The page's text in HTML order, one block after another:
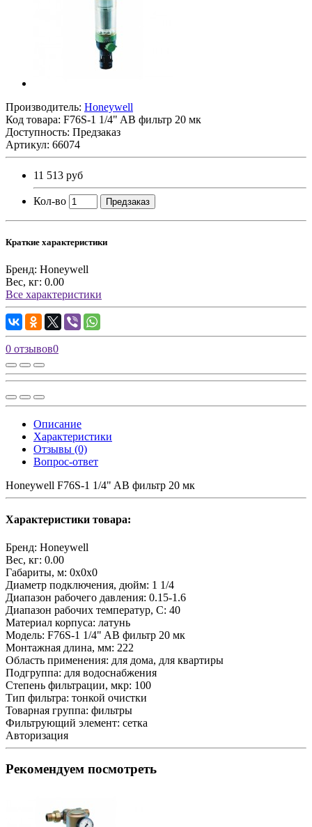
Производитель: Honeywell
Код товара: F76S-1 1/4" AB фильтр 20 мк
Доступность: Предзаказ
Артикул: 66074
11 513 руб
Кол-во Предзаказ
Краткие характеристики
Бренд: Honeywell
Вес, кг: 0.00
Все характеристики
0 отзывов0
Описание
Характеристики
Отзывы (0)
Вопрос-ответ
Honeywell F76S-1 1/4" AB фильтр 20 мк
Характеристики товара:
Бренд: Honeywell
Вес, кг: 0.00
Габариты, м: 0x0x0
Диаметр подключения, дюйм: 1 1/4
Диапазон рабочего давления: 0.15-1.6
Диапазон рабочих температур, С: 40
Материал корпуса: латунь
Модель: F76S-1 1/4" AB фильтр 20 мк
Монтажная длина, мм: 222
Область применения: для дома, для квартиры
Подгруппа: для водоснабжения
Степень фильтрации, мкр: 100
Тип фильтра: тонкой очистки
Товарная группа: фильтры
Фильтрующий элемент: сетка
Авторизация
Рекомендуем посмотреть